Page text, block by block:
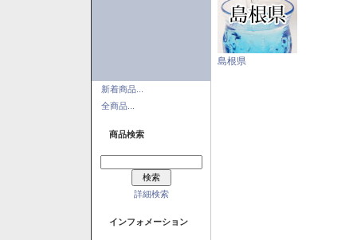
新着商品...
全商品...
商品検索
詳細検索
インフォメーション
島根県